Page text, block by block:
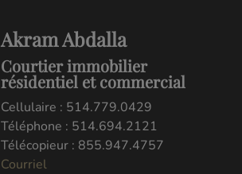
Akram Abdalla
Courtier immobilier
résidentiel et commercial
Cellulaire : 514.779.0429
Téléphone : 514.694.2121
Télécopieur : 855.947.4757
Courriel